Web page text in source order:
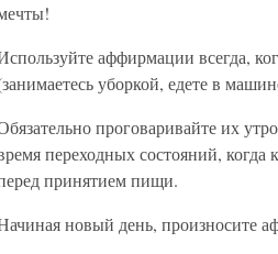
аффирмации всегда,
уборкой, едете в
проговаривайте их
переходных состояний,
принятием пищи.
новый день, произносите